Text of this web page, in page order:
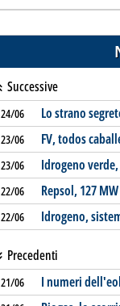
Successive
24/06 Lo strano
23/06 FV, todos
23/06 Idrogeno
22/06 Repsol, 127
22/06 Idrogeno,
Precedenti
21/06 I numeri